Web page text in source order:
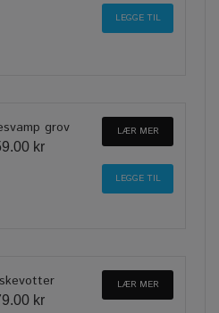
grov
kr
LÆR MER
kr
LÆR MER